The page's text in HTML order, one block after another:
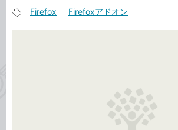
事
カ
Firefox Firefoxアドオン